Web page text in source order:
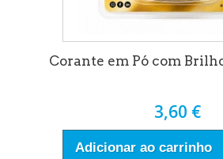
Corante em Pó com
3,60 €
Adicionar ao carrinho